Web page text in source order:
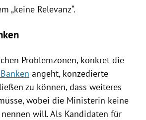
„keine Relevanz“.
Problemzonen, konkret die
angeht, konzedierte
zu können, dass weiteres
wobei die Ministerin keine
will. Als Kandidaten für